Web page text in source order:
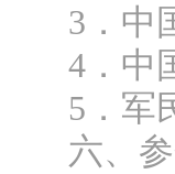
3．中
4．中
5．军
六、